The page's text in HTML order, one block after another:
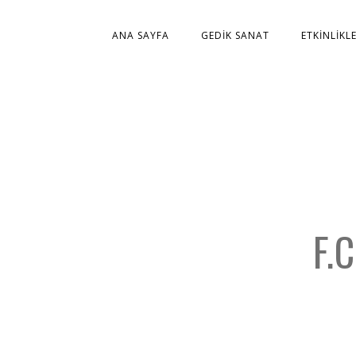
ANA SAYFA GEDIK SANAT